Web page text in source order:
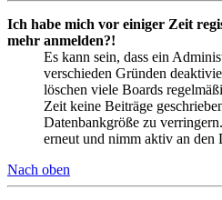
Ich habe mich vor einiger Zeit
mehr anmelden?!
Es kann sein, dass ein
verschieden Gründen
löschen viele Boards
Zeit keine Beiträge
Datenbankgröße zu
erneut und nimm aktiv an den
Nach oben